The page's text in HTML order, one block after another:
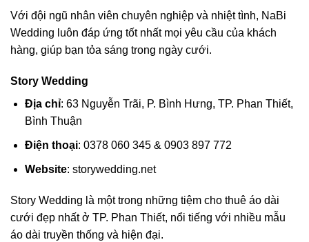
Với đội ngũ nhân viên chuyên nghiệp và nhiệt tình, NaBi
Wedding luôn đáp ứng tốt nhất mọi yêu cầu của khách
hàng, giúp bạn tỏa sáng trong ngày cưới.
Story Wedding
Địa chỉ: 63 Nguyễn Trãi, P. Bình Hưng, TP. Phan Thiết,
Bình Thuận
Điện thoại: 0378 060 345 & 0903 897 772
Website: storywedding.net
Story Wedding là một trong những tiệm cho thuê áo dài
cưới đẹp nhất ở TP. Phan Thiết, nổi tiếng với nhiều mẫu
áo dài truyền thống và hiện đại.